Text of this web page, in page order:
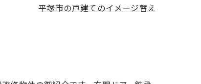
平塚市の戸建てのイメージ替え